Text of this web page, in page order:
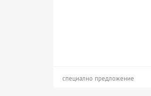
специално предложение